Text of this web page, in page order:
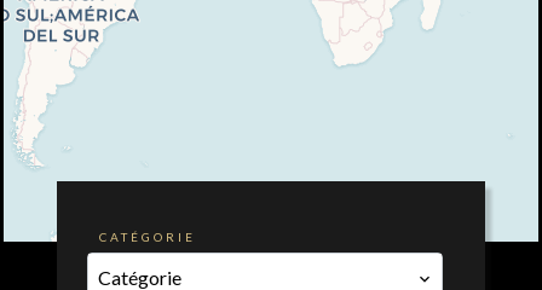
CATÉGORIE
Catégorie